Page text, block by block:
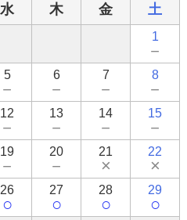
水 木 金 土
1
－
5
－
6
－
7
－
8
－
12
－
13
－
14
－
15
－
19
－
20
－
21
×
22
×
26
○
27
○
28
○
29
○